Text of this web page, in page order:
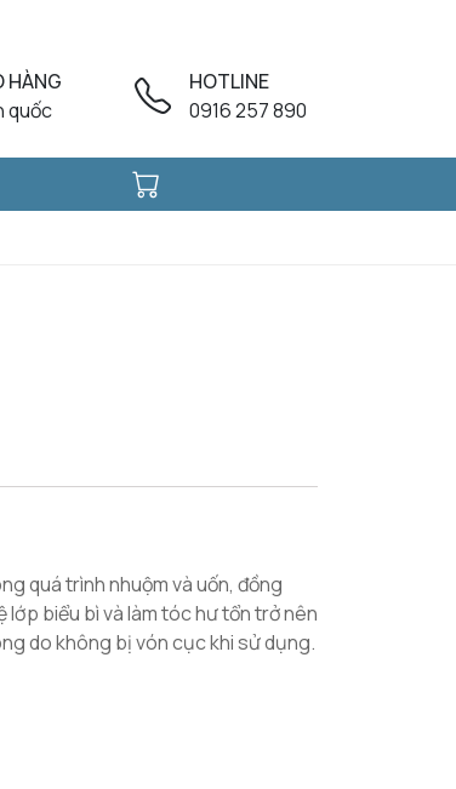
HÀNG
quốc
HOTLINE
0916 257 890
quá trình nhuộm và uốn, đồng
biểu bì và làm tóc hư tổn trở nên
do không bị vón cục khi sử dụng.